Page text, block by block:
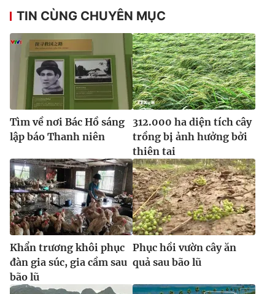
TIN CÙNG CHUYÊN MỤC
Tìm về nơi Bác Hồ sáng
lập báo Thanh niên
312.000 ha diện tích cây
trồng bị ảnh hưởng bởi
thiên tai
Khẩn trương khôi phục
đàn gia súc, gia cầm sau
bão lũ
Phục hồi vườn cây ăn
quả sau bão lũ